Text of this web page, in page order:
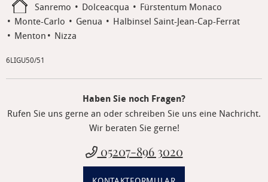
Sanremo
Dolceacqua
Fürstentum Monaco
Monte-Carlo
Genua
Halbinsel Saint-Jean-Cap-Ferrat
Menton
Nizza
6LIGU50/51
Haben Sie noch Fragen?
Rufen Sie uns gerne an oder schreiben Sie uns eine Nachricht.
Wir beraten Sie gerne!
05207-896 3020